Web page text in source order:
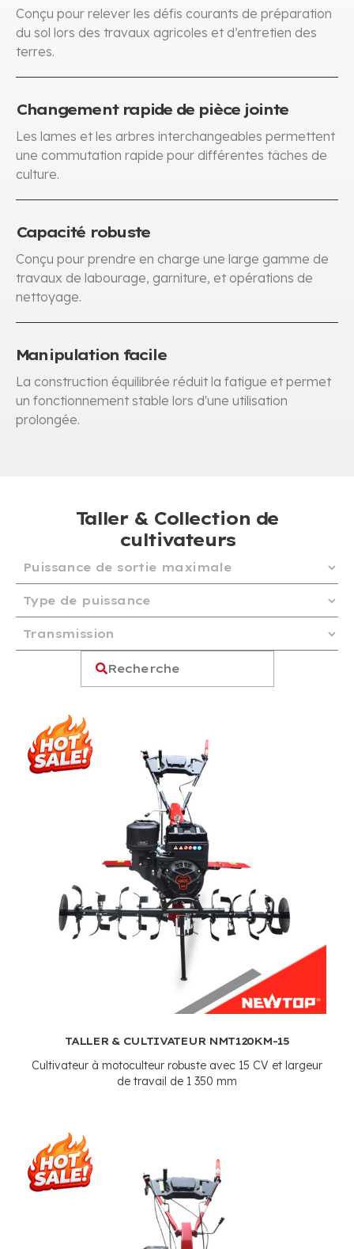
Conçu pour relever les défis courants de préparation
du sol lors des travaux agricoles et d’entretien des
terres.
Changement rapide de pièce jointe
Les lames et les arbres interchangeables permettent
une commutation rapide pour différentes tâches de
culture.
Capacité robuste
Conçu pour prendre en charge une large gamme de
travaux de labourage, garniture, et opérations de
nettoyage.
Manipulation facile
La construction équilibrée réduit la fatigue et permet
un fonctionnement stable lors d'une utilisation
prolongée.
Taller & Collection de
cultivateurs
TALLER & CULTIVATEUR NMT120KM-15
Cultivateur à motoculteur robuste avec 15 CV et largeur
de travail de 1 350 mm